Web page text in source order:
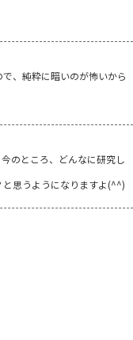
、純粋に暗いのが怖いから
のところ、どんなに研究し
思うようになりますよ(^^)